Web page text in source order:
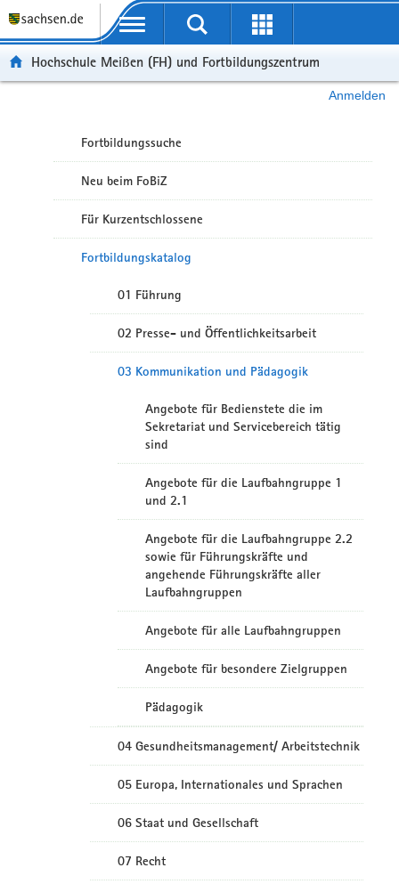
Portalübergreifende Navigation
Hochschule Meißen (FH) und Fortbildungszentrum
Anmelden
Fortbildungssuche
Neu beim FoBiZ
Für Kurzentschlossene
Fortbildungskatalog
01 Führung
02 Presse- und Öffentlichkeitsarbeit
03 Kommunikation und Pädagogik
Angebote für Bedienstete die im
Sekretariat und Servicebereich tätig
sind
Angebote für die Laufbahngruppe 1
und 2.1
Angebote für die Laufbahngruppe 2.2
sowie für Führungskräfte und
angehende Führungskräfte aller
Laufbahngruppen
Angebote für alle Laufbahngruppen
Angebote für besondere Zielgruppen
Pädagogik
04 Gesundheitsmanagement/ Arbeitstechnik
05 Europa, Internationales und Sprachen
06 Staat und Gesellschaft
07 Recht